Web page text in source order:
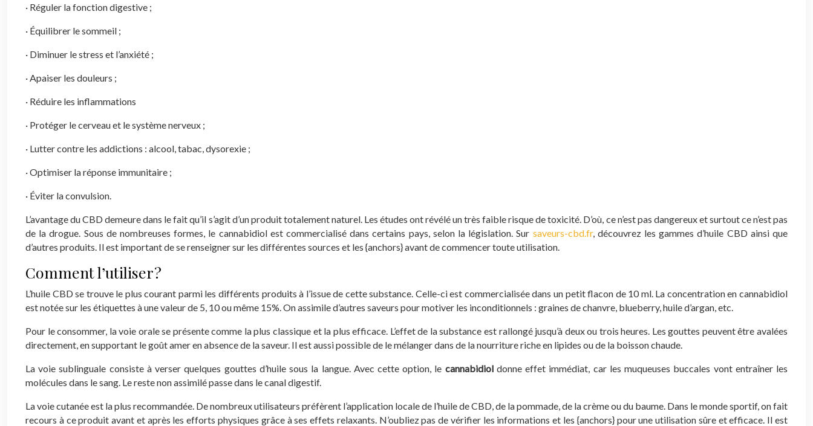
· Réguler la fonction digestive ;
· Équilibrer le sommeil ;
· Diminuer le stress et l’anxiété ;
· Apaiser les douleurs ;
· Réduire les inflammations
· Protéger le cerveau et le système nerveux ;
· Lutter contre les addictions : alcool, tabac, dysorexie ;
· Optimiser la réponse immunitaire ;
· Éviter la convulsion.
L’avantage du CBD demeure dans le fait qu’il s’agit d’un produit totalement naturel. Les études ont révélé un très faible risque de toxicité. D’où, ce n’est pas dangereux et surtout ce n’est pas
de la drogue. Sous de nombreuses formes, le cannabidiol est commercialisé dans certains pays, selon la législation. Sur saveurs-cbd.fr, découvrez les gammes d’huile CBD ainsi que
d’autres produits. Il est important de se renseigner sur les différentes sources et les {anchors} avant de commencer toute utilisation.
Comment l’utiliser ?
L’huile CBD se trouve le plus courant parmi les différents produits à l’issue de cette substance. Celle-ci est commercialisée dans un petit flacon de 10 ml. La concentration en cannabidiol
est notée sur les étiquettes à une valeur de 5, 10 ou même 15%. On assimile d’autres saveurs pour motiver les inconditionnels : graines de chanvre, blueberry, huile d’argan, etc.
Pour le consommer, la voie orale se présente comme la plus classique et la plus efficace. L’effet de la substance est rallongé jusqu’à deux ou trois heures. Les gouttes peuvent être avalées
directement, en supportant le goût amer en absence de la saveur. Il est aussi possible de le mélanger dans de la nourriture riche en lipides ou de la boisson chaude.
La voie sublinguale consiste à verser quelques gouttes d’huile sous la langue. Avec cette option, le cannabidioldonne effet immédiat, car les muqueuses buccales vont entraîner les
molécules dans le sang. Le reste non assimilé passe dans le canal digestif.
La voie cutanée est la plus recommandée. De nombreux utilisateurs préfèrent l’application locale de l’huile de CBD, de la pommade, de la crème ou du baume. Dans le monde sportif, on fait
recours à ce produit avant et après les efforts physiques grâce à ses effets relaxants. N’oubliez pas de vérifier les informations et les {anchors} pour une utilisation sûre et efficace. Il est